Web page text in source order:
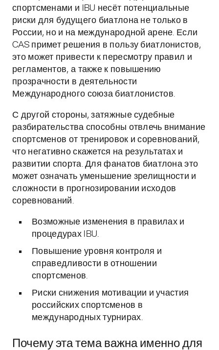
спортсменами и IBU несёт потенциальные
риски для будущего биатлона не только в
России, но и на международной арене. Если
CAS примет решения в пользу биатлонистов,
это может привести к пересмотру правил и
регламентов, а также к повышению
прозрачности в деятельности
Международного союза биатлонистов.
С другой стороны, затяжные судебные
разбирательства способны отвлечь внимание
спортсменов от тренировок и соревнований,
что негативно скажется на результатах и
развитии спорта. Для фанатов биатлона это
может означать уменьшение зрелищности и
сложности в прогнозировании исходов
соревнований.
Возможные изменения в правилах и
процедурах IBU.
Повышение уровня контроля и
справедливости в отношении
спортсменов.
Риски снижения мотивации и участия
российских спортсменов в
международных турнирах.
Почему эта тема важна именно для